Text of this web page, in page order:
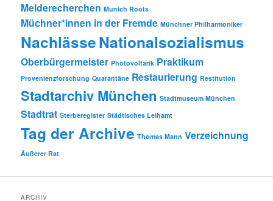
Melderecherchen Munich Roots
Müchner*innen in der Fremde Münchner Philharmoniker
NachlässeNationalsozialismus
Oberbürgermeister Photovoltarik Praktikum
Provenienzforschung Quarantäne Restaurierung Restitution
Stadtarchiv München Stadtmuseum München
Stadtrat Sterberegister Städtisches Leihamt
Tag der Archive Thomas Mann Verzeichnung
Äußerer Rat
ARCHIV